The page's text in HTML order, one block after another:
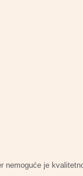
nemoguće je